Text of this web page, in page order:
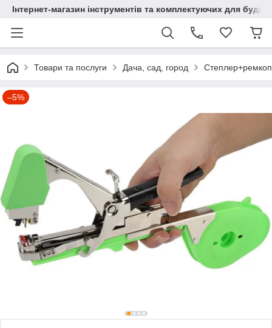
Інтернет-магазин інструментів та комплектуючих для
Товари та послуги Дача, сад, город
–5%